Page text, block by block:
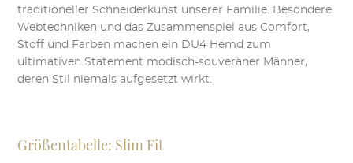
traditioneller Schneiderkunst unserer Familie. Besondere
Webtechniken und das Zusammenspiel aus Comfort,
Stoff und Farben machen ein DU4 Hemd zum
ultimativen Statement modisch-souveräner Männer,
deren Stil niemals aufgesetzt wirkt.
Größentabelle: Slim Fit